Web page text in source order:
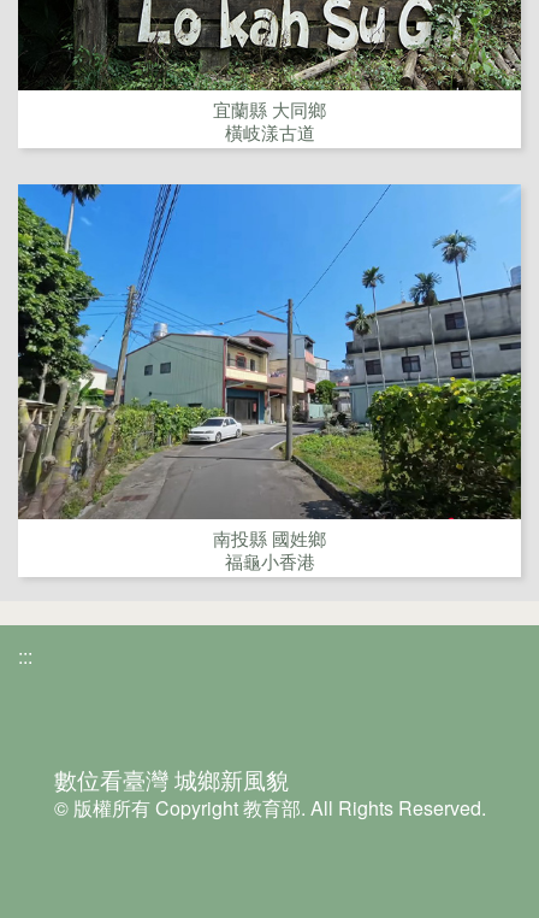
宜蘭縣 大同鄉
橫岐漾古道
南投縣 國姓鄉
福龜小香港
:::
數位看臺灣 城鄉新風貌
© 版權所有 Copyright 教育部. All Rights Reserved.